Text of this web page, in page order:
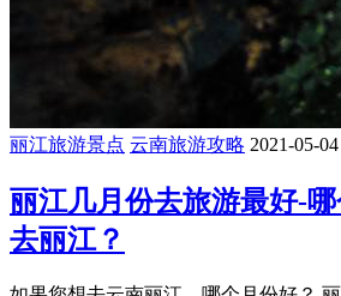
丽江旅游景点 云南旅游攻略 2021-05-04
丽江几月份去旅游最好-
去丽江？